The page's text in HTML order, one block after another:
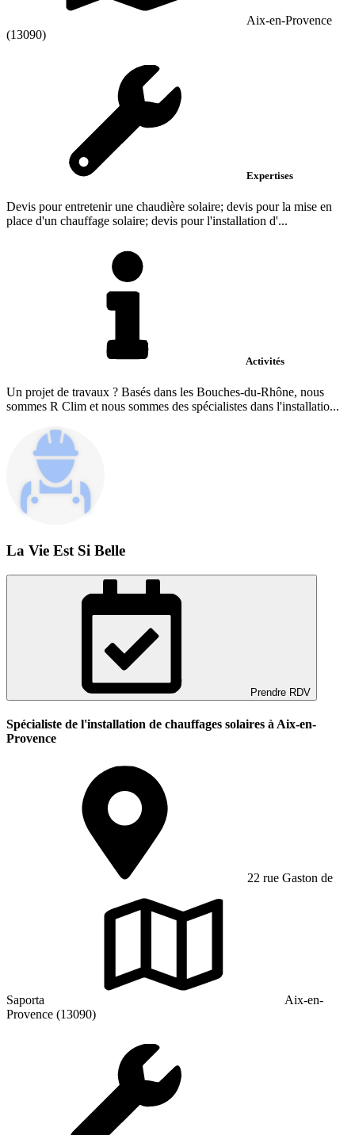
Aix-en-Provence
(13090)
Expertises
Devis pour entretenir une chaudière solaire; devis pour la mise en
place d'un chauffage solaire; devis pour l'installation d'...
Activités
Un projet de travaux ? Basés dans les Bouches-du-Rhône, nous
sommes R Clim et nous sommes des spécialistes dans l'installatio...
La Vie Est Si Belle
Prendre RDV
Spécialiste de l'installation de chauffages solaires à Aix-en-
Provence
22 rue Gaston de
Saporta
Aix-en-
Provence (13090)